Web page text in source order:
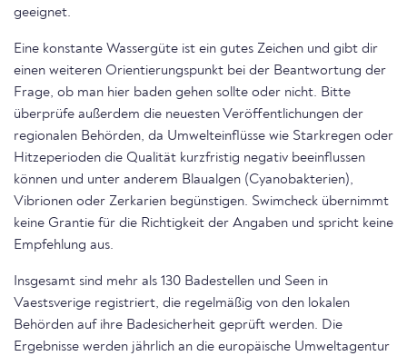
geeignet.
Eine konstante Wassergüte ist ein gutes Zeichen und gibt dir
einen weiteren Orientierungspunkt bei der Beantwortung der
Frage, ob man hier baden gehen sollte oder nicht. Bitte
überprüfe außerdem die neuesten Veröffentlichungen der
regionalen Behörden, da Umwelteinflüsse wie Starkregen oder
Hitzeperioden die Qualität kurzfristig negativ beeinflussen
können und unter anderem Blaualgen (Cyanobakterien),
Vibrionen oder Zerkarien begünstigen. Swimcheck übernimmt
keine Grantie für die Richtigkeit der Angaben und spricht keine
Empfehlung aus.
Insgesamt sind mehr als 130 Badestellen und Seen in
Vaestsverige registriert, die regelmäßig von den lokalen
Behörden auf ihre Badesicherheit geprüft werden. Die
Ergebnisse werden jährlich an die europäische Umweltagentur